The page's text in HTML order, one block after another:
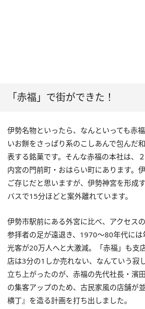
「赤福」で街ができた！
伊勢名物といったら、なんといっても赤
いお餅をさっぱり系のこしあんで包んだ
表する銘菓です。そんな赤福の本社は、
内宮の門前町・おはらい町にあります。
ご存じだと思いますが、伊勢神宮を形成
バスで15分ほどと案外離れています。
伊勢市駅前にある外宮に比べ、アクセス
参拝者の足が遠退き、1970～80年代に
光客が20万人へと大激減。「赤福」も支
店は3分の1しか売れない、なんていう寂
立ち上がったのが、赤福の先代社長・濱
の集客アップのため、古民家風の店舗が
横丁』を造る計画を打ち出しました。